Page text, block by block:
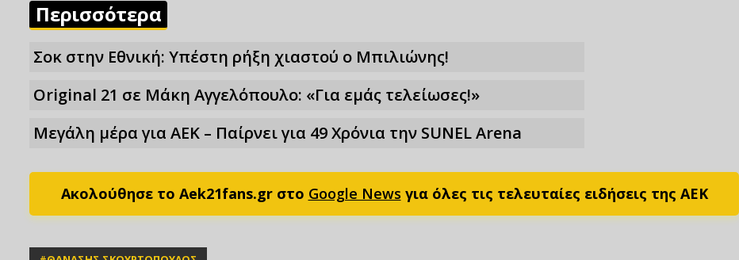
Περισσότερα
Σoκ στην Εθνική: Υπέστη ρήξη χιαστού ο Μπιλιώνης!
Original 21 σε Μάκη Αγγελόπουλο: «Για εμάς τελείωσες!»
Μεγάλη μέρα για ΑΕΚ – Παίρνει για 49 Xρόνια την SUNEL Arena
Ακολούθησε το Aek21fans.gr στο Google News για όλες τις τελευταίες ειδήσεις της ΑΕΚ